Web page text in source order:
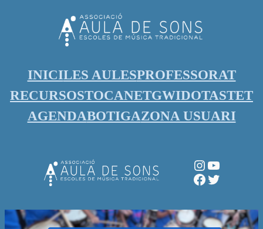
INICILES AULESPROFESSORAT
RECURSOSTOCANETGWIDOTASTET
AGENDABOTIGAZONA USUARI
Instagram
YouTube
Facebook
Twitter